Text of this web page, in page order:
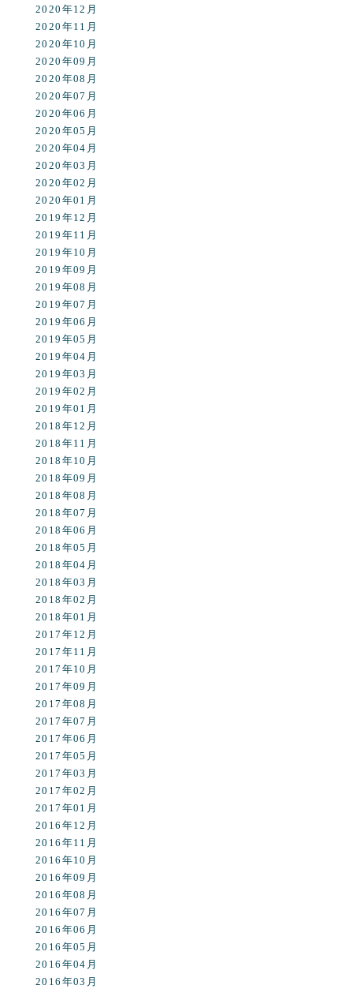
2020年12月
2020年11月
2020年10月
2020年09月
2020年08月
2020年07月
2020年06月
2020年05月
2020年04月
2020年03月
2020年02月
2020年01月
2019年12月
2019年11月
2019年10月
2019年09月
2019年08月
2019年07月
2019年06月
2019年05月
2019年04月
2019年03月
2019年02月
2019年01月
2018年12月
2018年11月
2018年10月
2018年09月
2018年08月
2018年07月
2018年06月
2018年05月
2018年04月
2018年03月
2018年02月
2018年01月
2017年12月
2017年11月
2017年10月
2017年09月
2017年08月
2017年07月
2017年06月
2017年05月
2017年03月
2017年02月
2017年01月
2016年12月
2016年11月
2016年10月
2016年09月
2016年08月
2016年07月
2016年06月
2016年05月
2016年04月
2016年03月